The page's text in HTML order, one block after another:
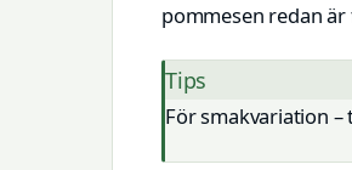
pommesen redan
Tips
För smakvariation